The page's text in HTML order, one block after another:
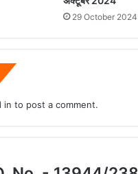
29 October 2024
in to post a comment.